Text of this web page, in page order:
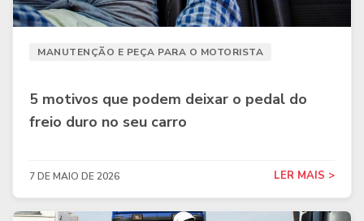
MANUTENÇÃO E PEÇA PARA O MOTORISTA
5 motivos que podem deixar o pedal do
freio duro no seu carro
7 DE MAIO DE 2026 LER MAIS >